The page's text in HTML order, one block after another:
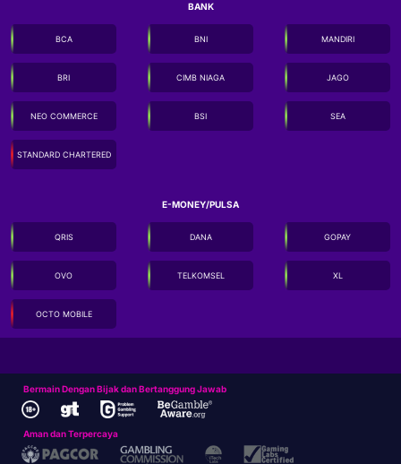
BANK
BCA BNI MANDIRI
BRI CIMB NIAGA JAGO
NEO COMMERCE BSI SEA
STANDARD CHARTERED
E-MONEY/PULSA
QRIS DANA GOPAY
OVO TELKOMSEL XL
OCTO MOBILE
Bermain Dengan Bijak dan Bertanggung Jawab
Aman dan Terpercaya